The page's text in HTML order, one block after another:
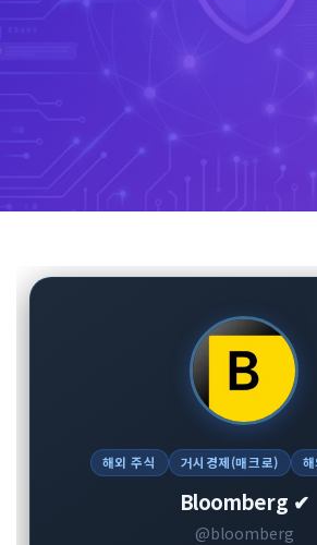
해외 주식 거시경제(매크로)
Bloomberg ✔
@bloomberg